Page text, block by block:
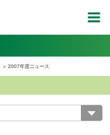
2007年度ニュース